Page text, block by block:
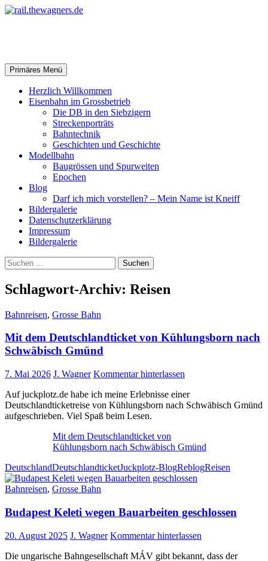
Zum
Suchen
Primäres Menü
Herzlich Willkommen
Eisenbahn im Grossbetrieb
Die DB in den Siebzigern
Streckenporträts
Bahntechnik
Geschichten und Geschichte
Modellbahn
Baugrössen und Spurweiten
Epochen
Blog
Darf ich mich vorstellen? – Mein Name ist Kneiff
Bildergalerie
Datenschutzerklärung
Impressum
Bildergalerie
Suchen
nach:
Schlagwort-Archiv: Reisen
Bahnreisen, Grosse Bahn
Mit dem Deutschlandticket von Kühlungsborn nach
Schwäbisch Gmünd
7. Mai 2026 J. Wagner Kommentar hinterlassen
Auf juckplotz.de habe ich meine Erlebnisse einer
Deutschlandticketreise von Kühlungsborn nach Schwäbisch Gmünd
aufgeschrieben. Viel Spaß beim Lesen.
Mit dem Deutschlandticket von
Kühlungsborn nach Schwäbisch Gmünd
DeutschlandDeutschlandticketJuckplotz-BlogReblogReisen
Bahnreisen, Grosse Bahn
Budapest Keleti wegen Bauarbeiten geschlossen
20. August 2025 J. Wagner Kommentar hinterlassen
Die ungarische Bahngesellschaft MÁV gibt bekannt, dass der